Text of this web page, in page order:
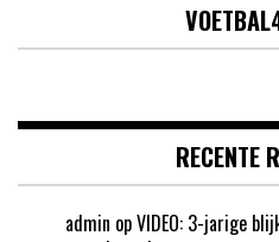
RECENTE
admin opVIDEO: 3-jarige